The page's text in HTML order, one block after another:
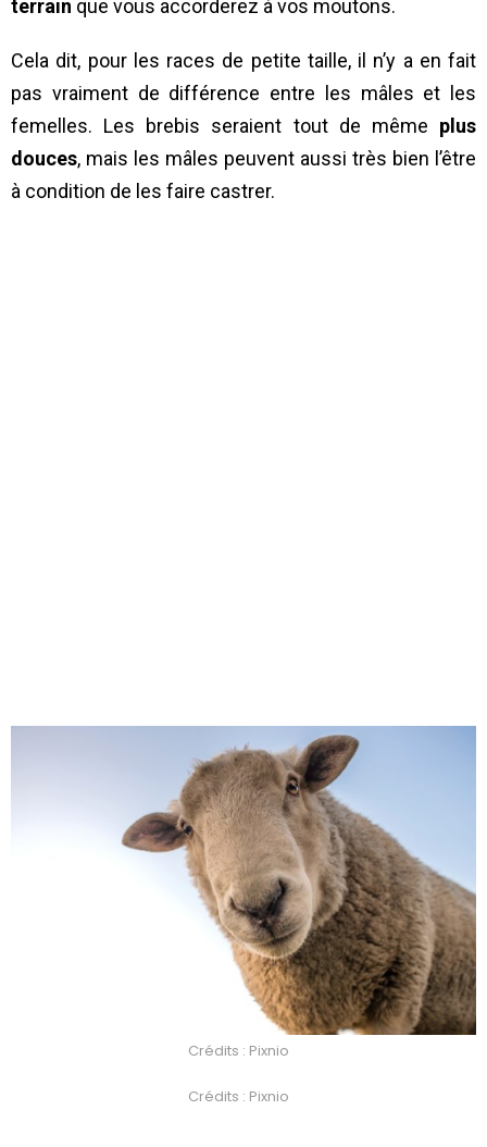
terrain que vous accorderez à vos moutons.
Cela dit, pour les races de petite taille, il n’y a en fait
pas vraiment de différence entre les mâles et les
femelles. Les brebis seraient tout de même plus
douces, mais les mâles peuvent aussi très bien l’être
à condition de les faire castrer.
Crédits : Pixnio
Crédits : Pixnio